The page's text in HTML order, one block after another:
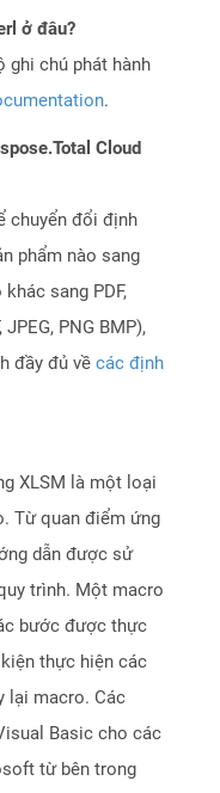
ở đâu?
ghi chú phát hành
.
Cloud
chuyển đổi định
phẩm nào sang
sang PDF,
JPEG, PNG BMP),
đầy đủ về các định
XLSM là một loại
Từ quan điểm ứng
dẫn được sử
trình. Một macro
bước được thực
thực hiện các
lại macro. Các
Basic cho các
từ bên trong